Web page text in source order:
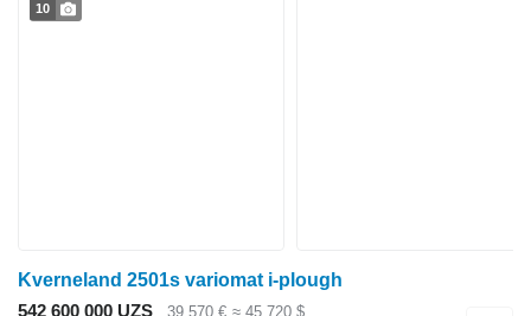
10
Kverneland 2501s variomat i-plough
542 600 000 UZS
39 570 € ≈ 45 720 $